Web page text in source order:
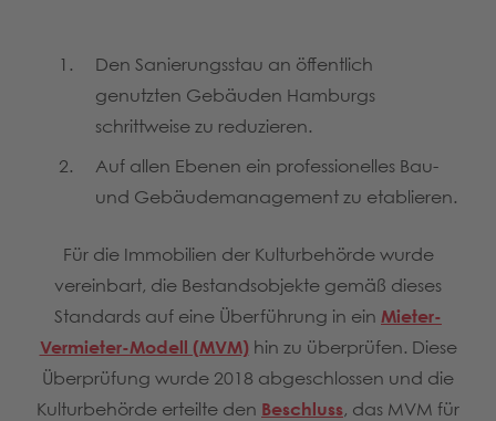
Den Sanierungsstau an öffentlich
genutzten Gebäuden Hamburgs
schrittweise zu reduzieren.
Auf allen Ebenen ein professionelles Bau-
und Gebäudemanagement zu etablieren.
Für die Immobilien der Kulturbehörde wurde
vereinbart, die Bestandsobjekte gemäß dieses
Standards auf eine Überführung in ein Mieter-
Vermieter-Modell (MVM)hin zu überprüfen. Diese
Überprüfung wurde 2018 abgeschlossen und die
Kulturbehörde erteilte den Beschluss, das MVM für